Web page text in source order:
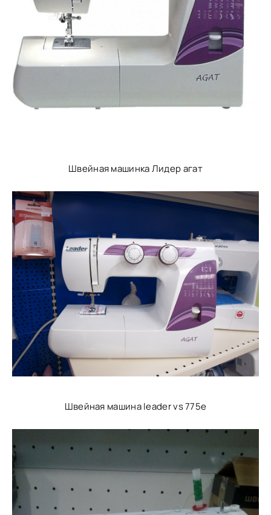
Швейная машинка Лидер агат
Швейная машина leader vs 775e